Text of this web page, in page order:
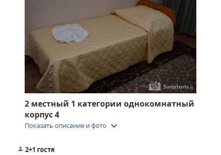
2 местный 1 категории однокомнатный
корпус 4
Показать описание и фото keyboard_arrow_down
2+1 гостя